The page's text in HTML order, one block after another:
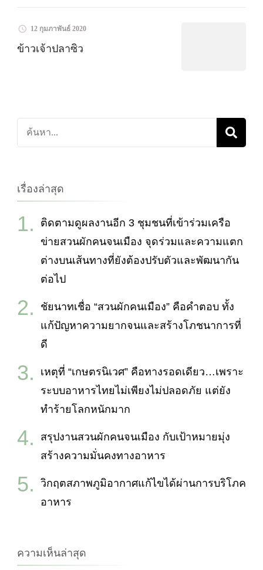
12 กุมภาพันธ์ 2020
ข้าวเจ้าปลาซิว
ค้นหา
เกี่ยว
เรื่องล่าสุด
ติดตามดูผลงานอีก 3 ชุมชนที่เข้าร่วมเครือ
ข่ายสวนผักคนจนเมือง จุดร่วมและความแตก
ต่างบนเส้นทางที่ยังต้องปรับตัวและพัฒนากัน
ต่อไป
ชัยนาทเชื่อ “สวนผักคนเมือง” คือคำตอบ ทั้ง
แก้ปัญหาความยากจนและสร้างโภชนาการที่
ดี
เหตุที่ “เกษตรนิเวศ” คือทางรอดเดียว…เพราะ
ระบบอาหารไทยไม่เพียงไม่ปลอดภัย แต่ยัง
ทำร้ายโลกหนักมาก
สรุปงานสวนผักคนจนเมือง กับเป้าหมายมุ่ง
สร้างความมั่นคงทางอาหาร
วิกฤตสภาพภูมิอากาศแก้ไขได้ผ่านการบริโภค
อาหาร
ความเห็นล่าสุด